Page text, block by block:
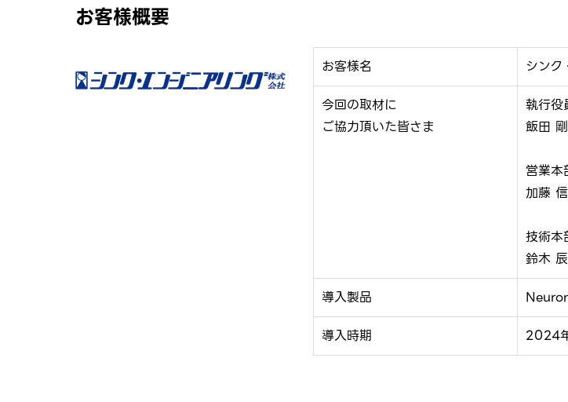
お客様概要
お客様名
シンク
今回の取材に
ご協力頂いた皆さま
執行
飯田
営業
加藤
技術本
鈴木
導入製品
導入時期
2024